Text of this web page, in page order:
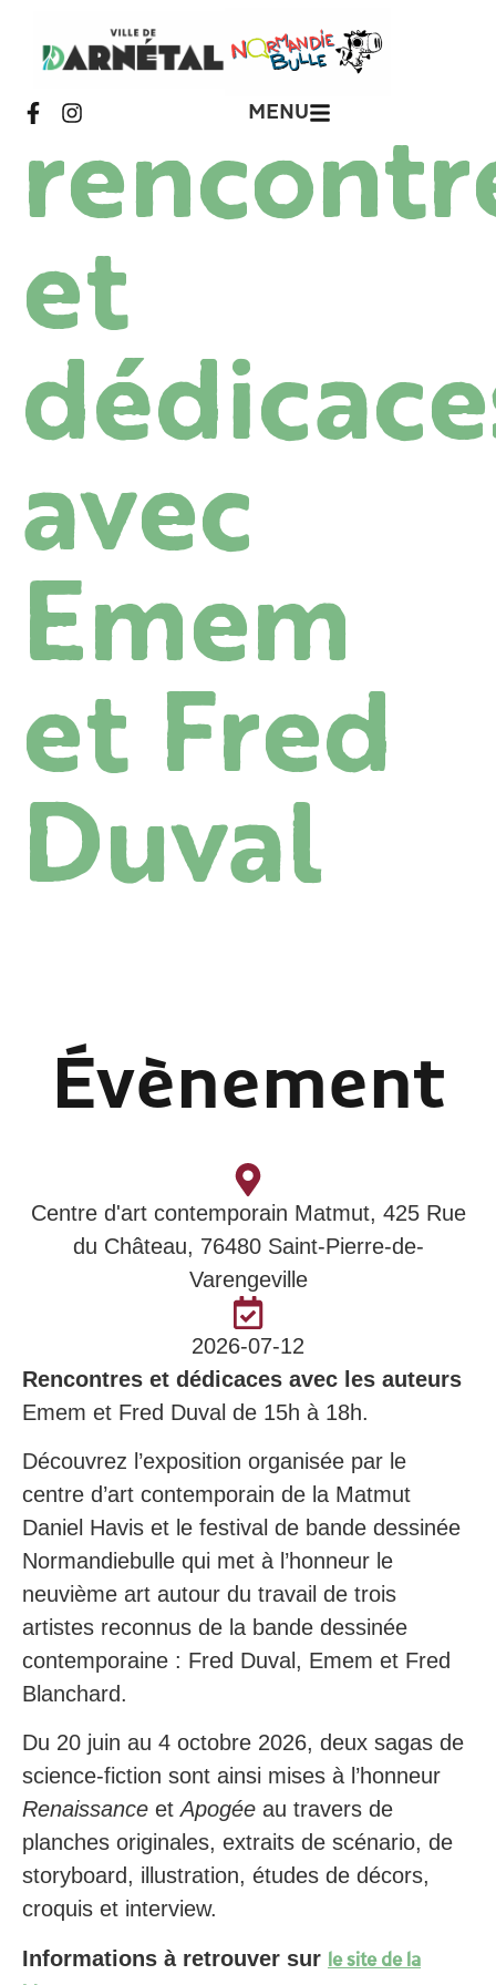
MENU
et
avec
Emem
et Fred
Duval
Évènement
Centre d'art contemporain Matmut, 425 Rue
du Château, 76480 Saint-Pierre-de-
Varengeville
2026-07-12
Rencontres et dédicaces avec les auteurs
Emem et Fred Duval de 15h à 18h.
Découvrez l’exposition organisée par le
centre d’art contemporain de la Matmut
Daniel Havis et le festival de bande dessinée
Normandiebulle qui met à l’honneur le
neuvième art autour du travail de trois
artistes reconnus de la bande dessinée
contemporaine : Fred Duval, Emem et Fred
Blanchard.
Du 20 juin au 4 octobre 2026, deux sagas de
science-fiction sont ainsi mises à l’honneur
Renaissance etApogée au travers de
planches originales, extraits de scénario, de
storyboard, illustration, études de décors,
croquis et interview.
Informations à retrouver sur le site de la